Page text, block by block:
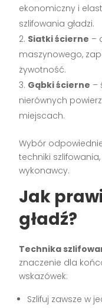
ekonomiczny i
szlifowania gładzi.
Siatki ścierne –
maszynowego,
żywotność.
Gąbki ścierne –
nierównych
miejscach.
Wybór
techniki
wykonawcy.
Jak
gładź?
Technika
znaczenie dla
wskazówek:
Szlifuj zawsze w